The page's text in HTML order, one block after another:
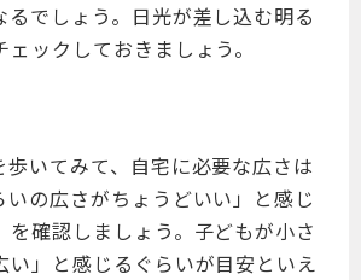
でしょう。日光が差し込む明る
ックしておきましょう。
いてみて、自宅に必要な広さは
の広さがちょうどいい」と感じ
確認しましょう。子どもが小さ
」と感じるぐらいが目安といえ